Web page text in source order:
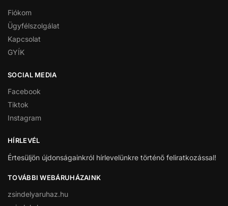
Fiókom
Ügyfélszolgálat
Kapcsolat
GYÍK
SOCIAL MEDIA
Facebook
Tiktok
Instagram
HÍRLEVÉL
Értesüljön újdonságainkról hírlevelünkre történő feliratkozással!
TOVÁBBI WEBÁRUHÁZAINK
zsindelyaruhaz.hu